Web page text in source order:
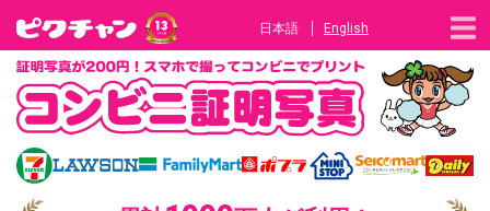
日本語 English